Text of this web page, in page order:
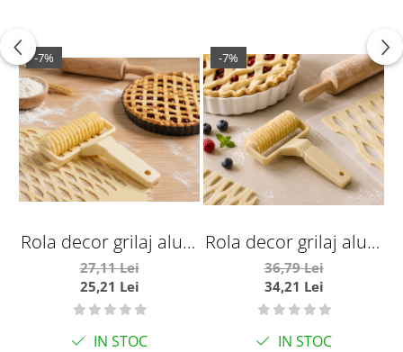
-7%
Rola decor grilaj aluat
6.5 cm
27,11 Lei
25,21 Lei
IN STOC
-7%
Rola decor grilaj aluat
12cm
36,79 Lei
34,21 Lei
IN STOC